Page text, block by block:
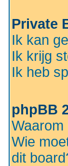
Private
Ik kan
Ik krijg
Ik heb
phpBB
Waarom
Wie
dit